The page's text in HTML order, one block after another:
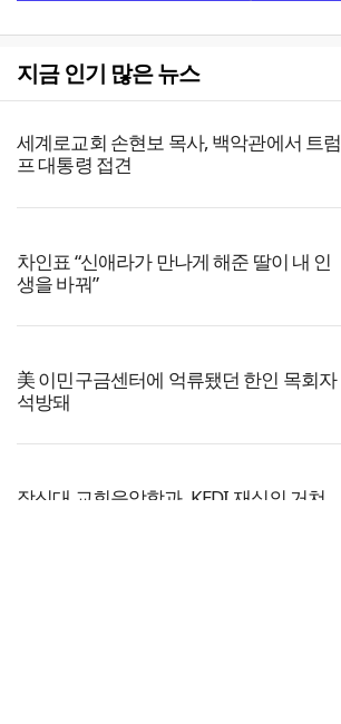
지금 인기 많은 뉴스
세계로교회 손현보 목사, 백악관에서 트럼
프 대통령 접견
차인표 “신애라가 만나게 해준 딸이 내 인
생을 바꿔”
美 이민구금센터에 억류됐던 한인 목회자
석방돼
장신대 교회음악학과, KEDI 재심의 거쳐